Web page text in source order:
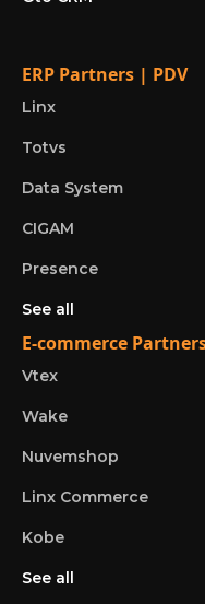
ERP Partners | PDV
Linx
Totvs
Data System
CIGAM
Presence
See all
E-commerce
Vtex
Wake
Nuvemshop
Linx Commerce
Kobe
See all